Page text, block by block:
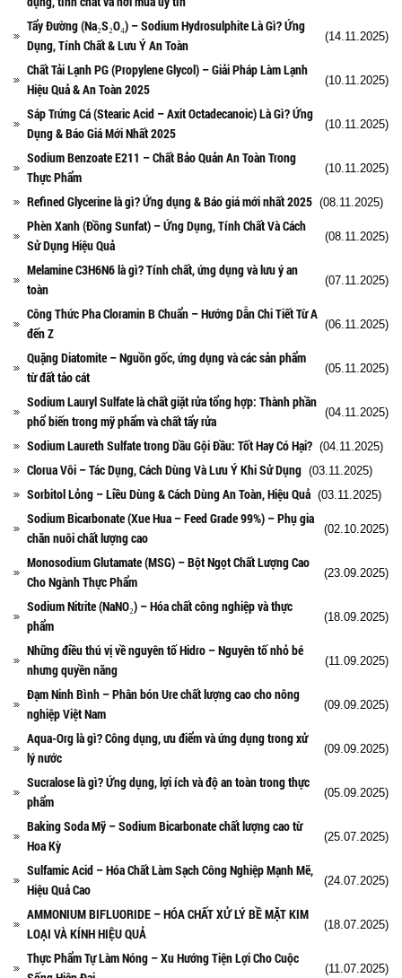
Tẩy Đường (Na₂S₂O₄) – Sodium Hydrosulphite Là Gì? Ứng
Dụng, Tính Chất & Lưu Ý An Toàn
(14.11.2025)
Chất Tải Lạnh PG (Propylene Glycol) – Giải Pháp Làm Lạnh
Hiệu Quả & An Toàn 2025
(10.11.2025)
Sáp Trứng Cá (Stearic Acid – Axit Octadecanoic) Là Gì? Ứng
Dụng & Báo Giá Mới Nhất 2025
(10.11.2025)
Sodium Benzoate E211 – Chất Bảo Quản An Toàn Trong
Thực Phẩm
(10.11.2025)
Refined Glycerine là gì? Ứng dụng & Báo giá mới nhất 2025 (08.11.2025)
Phèn Xanh (Đồng Sunfat) – Ứng Dụng, Tính Chất Và Cách
Sử Dụng Hiệu Quả
(08.11.2025)
Melamine C3H6N6 là gì? Tính chất, ứng dụng và lưu ý an
toàn
(07.11.2025)
Công Thức Pha Cloramin B Chuẩn – Hướng Dẫn Chi Tiết Từ A
đến Z
(06.11.2025)
Quặng Diatomite – Nguồn gốc, ứng dụng và các sản phẩm
từ đất tảo cát
(05.11.2025)
Sodium Lauryl Sulfate là chất giặt rửa tổng hợp: Thành phần
phổ biến trong mỹ phẩm và chất tẩy rửa
(04.11.2025)
Sodium Laureth Sulfate trong Dầu Gội Đầu: Tốt Hay Có Hại? (04.11.2025)
Clorua Vôi – Tác Dụng, Cách Dùng Và Lưu Ý Khi Sử Dụng (03.11.2025)
Sorbitol Lỏng – Liều Dùng & Cách Dùng An Toàn, Hiệu Quả (03.11.2025)
Sodium Bicarbonate (Xue Hua – Feed Grade 99%) – Phụ gia
chăn nuôi chất lượng cao
(02.10.2025)
Monosodium Glutamate (MSG) – Bột Ngọt Chất Lượng Cao
Cho Ngành Thực Phẩm
(23.09.2025)
Sodium Nitrite (NaNO₂) – Hóa chất công nghiệp và thực
phẩm
(18.09.2025)
Những điều thú vị về nguyên tố Hidro – Nguyên tố nhỏ bé
nhưng quyền năng
(11.09.2025)
Đạm Ninh Bình – Phân bón Ure chất lượng cao cho nông
nghiệp Việt Nam
(09.09.2025)
Aqua-Org là gì? Công dụng, ưu điểm và ứng dụng trong xử
lý nước
(09.09.2025)
Sucralose là gì? Ứng dụng, lợi ích và độ an toàn trong thực
phẩm
(05.09.2025)
Baking Soda Mỹ – Sodium Bicarbonate chất lượng cao từ
Hoa Kỳ
(25.07.2025)
Sulfamic Acid – Hóa Chất Làm Sạch Công Nghiệp Mạnh Mẽ,
Hiệu Quả Cao
(24.07.2025)
AMMONIUM BIFLUORIDE – HÓA CHẤT XỬ LÝ BỀ MẶT KIM
LOẠI VÀ KÍNH HIỆU QUẢ
(18.07.2025)
Thực Phẩm Tự Làm Nóng – Xu Hướng Tiện Lợi Cho Cuộc
(11.07.2025)